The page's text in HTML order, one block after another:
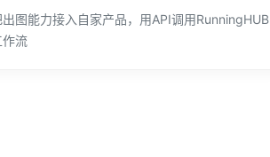
出图能力接入自家产品，用API调用RunningHUB
作流